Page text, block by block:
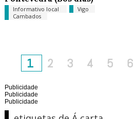
Informativo local
Vigo
Cambados
1 2 3 4 5 6
Publicidade
Publicidade
Publicidade